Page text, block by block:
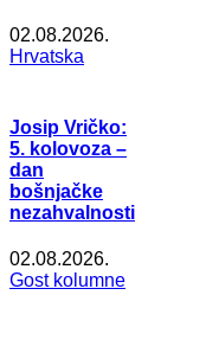
02.08.2026.
Hrvatska
Josip Vričko:
5. kolovoza –
dan
bošnjačke
nezahvalnosti
02.08.2026.
Gost kolumne